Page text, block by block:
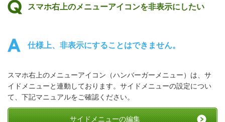
スマホ右上のメニューアイコンを非表示にしたい
仕様上、非表示にすることはできません。
スマホ右上のメニューアイコン（ハンバーガーメニュー）は、サ
イドメニューと連動しております。サイドメニューの設定につい
て、下記マニュアルをご確認ください。
サイドメニューの編集